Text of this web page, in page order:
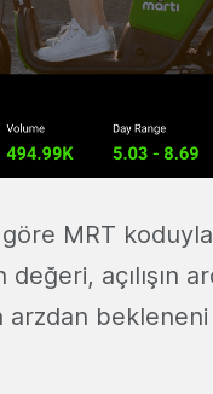
MRT
açılışın
arzdan bekleneni